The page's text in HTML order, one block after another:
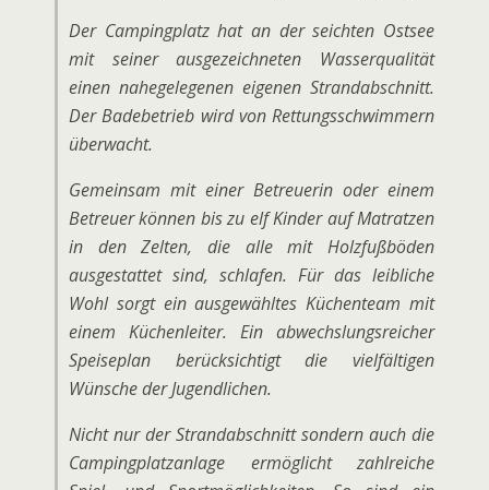
Der Campingplatz hat an der seichten Ostsee
mit seiner ausgezeichneten Wasserqualität
einen nahegelegenen eigenen Strandabschnitt.
Der Badebetrieb wird von Rettungsschwimmern
überwacht.
Gemeinsam mit einer Betreuerin oder einem
Betreuer können bis zu elf Kinder auf Matratzen
in den Zelten, die alle mit Holzfußböden
ausgestattet sind, schlafen. Für das leibliche
Wohl sorgt ein ausgewähltes Küchenteam mit
einem Küchenleiter. Ein abwechslungsreicher
Speiseplan berücksichtigt die vielfältigen
Wünsche der Jugendlichen.
Nicht nur der Strandabschnitt sondern auch die
Campingplatzanlage ermöglicht zahlreiche